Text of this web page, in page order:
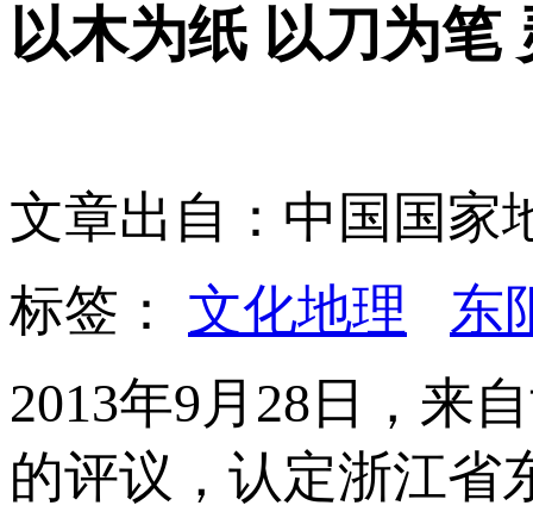
以木为纸 以刀为笔
文章出自：中国国家
标签： 文化地理
东
2013年9月28日，来
的评议，认定浙江省